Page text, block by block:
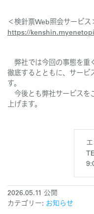
＜検針票Web照会サービス
https://
弊社では今回の事態を重
徹底するとともに、サービ
す。
今後とも弊社サービスを
上げます。
2026.05.11 公開
カテゴリー: お知らせ